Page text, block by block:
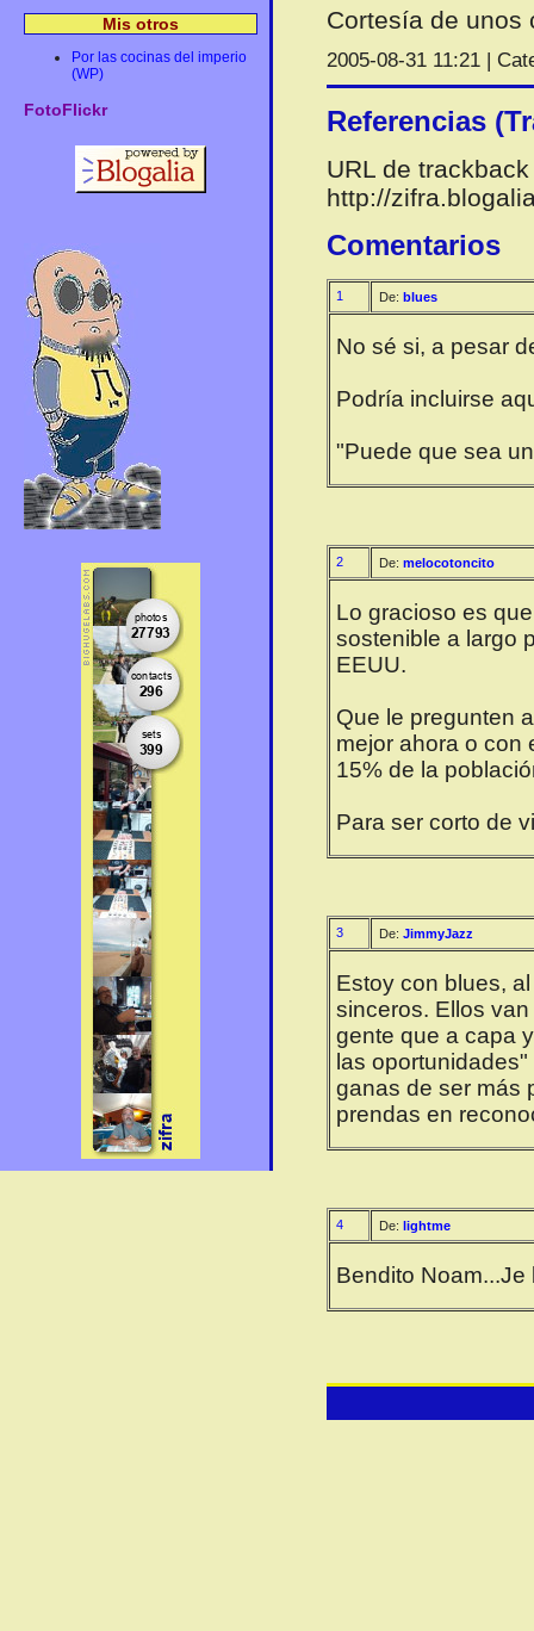
Cortesía de
2005-08-31 11:21 |
Referencias
URL de
http://
Comentarios
1 De: blues
No sé si, a pesar
Podría incluirse
"Puede que sea
2 De: melocotoncito
Lo gracioso es
sostenible a largo
EEUU.
Que le pregunten
mejor ahora o con
15% de la
Para ser corto de
3 De: JimmyJazz
Estoy con blues,
sinceros. Ellos
gente que a capa
las
ganas de ser más
prendas en
4 De: lightme
Bendito Noam...Je
Mis otros
Por las cocinas del imperio
(WP)
FotoFlickr